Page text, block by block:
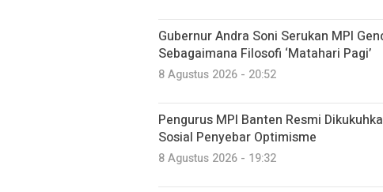
Gubernur Andra Soni Serukan MPI
Sebagaimana Filosofi ‘Matahari Pagi’
8 Agustus 2026 - 20:52
Pengurus MPI Banten Resmi
Sosial Penyebar Optimisme
8 Agustus 2026 - 19:32